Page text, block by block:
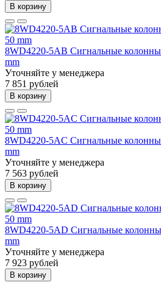
В корзину
8WD4220-5AB Сигнальные
mm
Уточняйте у менеджера
7 851 рублей
В корзину
8WD4220-5AC Сигнальные
mm
Уточняйте у менеджера
7 563 рублей
В корзину
8WD4220-5AD Сигнальные
mm
Уточняйте у менеджера
7 923 рублей
В корзину